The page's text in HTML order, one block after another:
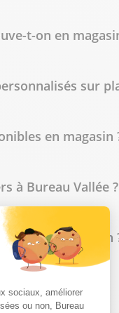
t-on en
sur
en magasin
à Bureau Vallée ?
en magasin
?